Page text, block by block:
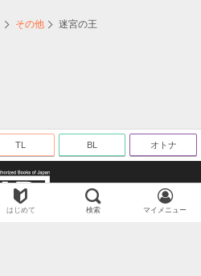
その他 迷宮の王
TL BL オトナ
はじめて 検索 マイメニュー